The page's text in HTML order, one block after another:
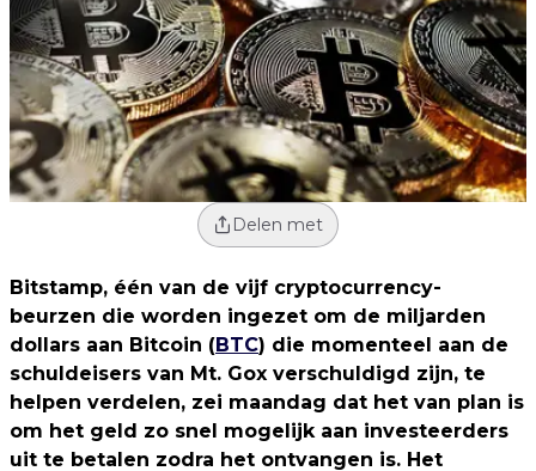
Delen met
Bitstamp, één van de vijf cryptocurrency-
beurzen die worden ingezet om de miljarden
dollars aan Bitcoin (BTC) die momenteel aan de
schuldeisers van Mt. Gox verschuldigd zijn, te
helpen verdelen, zei maandag dat het van plan is
om het geld zo snel mogelijk aan investeerders
uit te betalen zodra het ontvangen is. Het